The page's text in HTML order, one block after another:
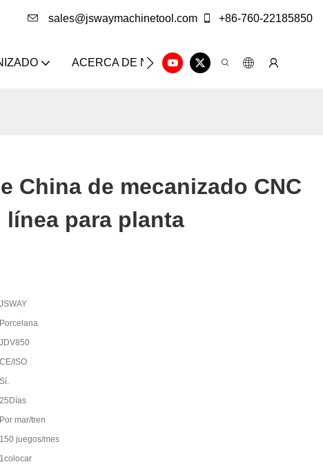
sales@jswaymachinetool.com +86-760-22185850
ACERCA DE NOSOTROS SOLUCIÓN
China de mecanizado CNC
línea para planta
JSWAY
Porcelana
JDV850
CE/ISO
Sí.
25Días
Por mar/tren
150 juegos/mes
1colocar